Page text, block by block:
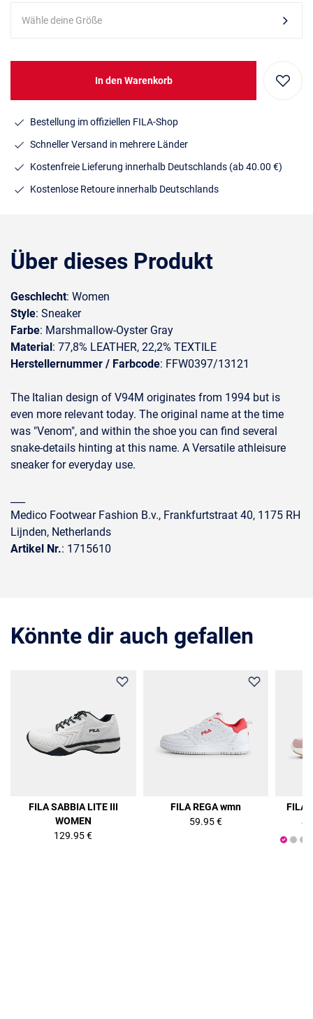
Wähle deine Größe
In den Warenkorb
Bestellung im offiziellen FILA-Shop
Schneller Versand in mehrere Länder
Kostenfreie Lieferung innerhalb Deutschlands (ab 40.00 €)
Kostenlose Retoure innerhalb Deutschlands
Über dieses Produkt
Geschlecht: Women
Style: Sneaker
Farbe: Marshmallow-Oyster Gray
Material: 77,8% LEATHER, 22,2% TEXTILE
Herstellernummer / Farbcode: FFW0397/13121
The Italian design of V94M originates from 1994 but is
even more relevant today. The original name at the time
was "Venom", and within the shoe you can find several
snake-details hinting at this name. A Versatile athleisure
sneaker for everyday use.
Medico Footwear Fashion B.v., Frankfurtstraat 40, 1175 RH
Lijnden, Netherlands
Artikel Nr.: 1715610
Könnte dir auch gefallen
FILA SABBIA LITE III
WOMEN
129.95 €
FILA REGA wmn
59.95 €
FILA